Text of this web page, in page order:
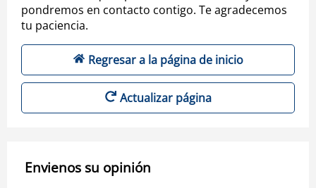
pondremos en contacto contigo. Te agradecemos
tu paciencia.
Regresar a la página de inicio
Actualizar página
Envienos su opinión